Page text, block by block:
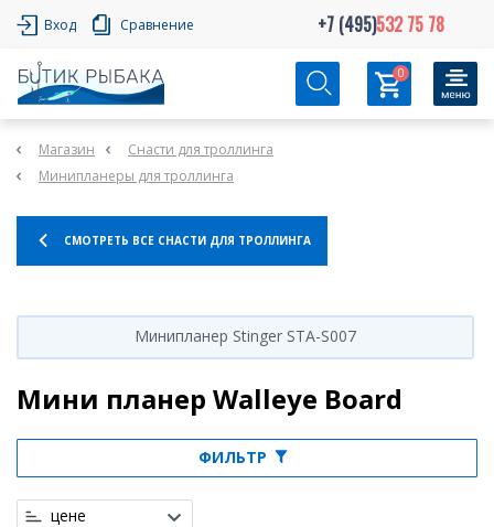
Вход Сравнение +7 (495)532 75 78
0
Магазин
Снасти для троллинга
Минипланеры для троллинга
СМОТРЕТЬ ВСЕ СНАСТИ ДЛЯ ТРОЛЛИНГА
Минипланер Stinger STA-S007
Мини планер Walleye Board
ФИЛЬТР
цене